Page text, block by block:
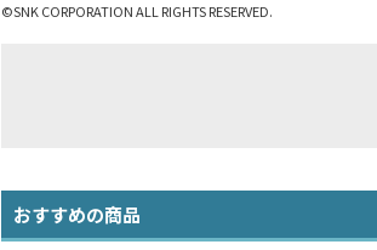
©SNK CORPORATION ALL RIGHTS RESERVED.
おすすめの商品